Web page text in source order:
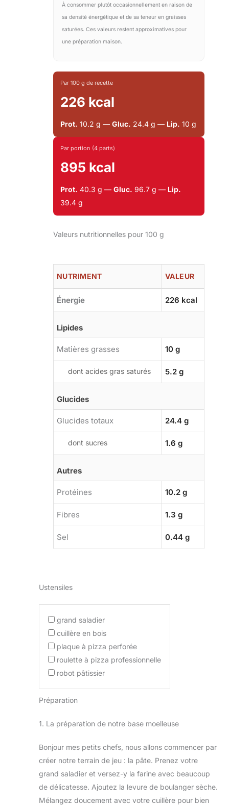
À consommer plutôt occasionnellement en raison de
sa densité énergétique et de sa teneur en graisses
saturées. Ces valeurs restent approximatives pour
une préparation maison.
Par 100 g de recette
226 kcal
Prot. 10.2 g — Gluc. 24.4 g — Lip. 10 g
Par portion (4 parts)
895 kcal
Prot. 40.3 g — Gluc. 96.7 g — Lip.
39.4 g
Valeurs nutritionnelles pour 100 g
NUTRIMENT VALEUR
Énergie 226 kcal
Lipides
Matières grasses 10 g
dont acides gras saturés 5.2 g
Glucides
Glucides totaux 24.4 g
dont sucres 1.6 g
Autres
Protéines 10.2 g
Fibres 1.3 g
Sel 0.44 g
Ustensiles
grand saladier
cuillère en bois
plaque à pizza perforée
roulette à pizza professionnelle
robot pâtissier
Préparation
1. La préparation de notre base moelleuse
Bonjour mes petits chefs, nous allons commencer par
créer notre terrain de jeu : la pâte. Prenez votre
grand saladier et versez-y la farine avec beaucoup
de délicatesse. Ajoutez la levure de boulanger sèche.
Mélangez doucement avec votre cuillère pour bien